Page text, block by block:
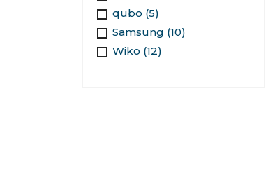
qubo (5)
Samsung (10)
Wiko (12)